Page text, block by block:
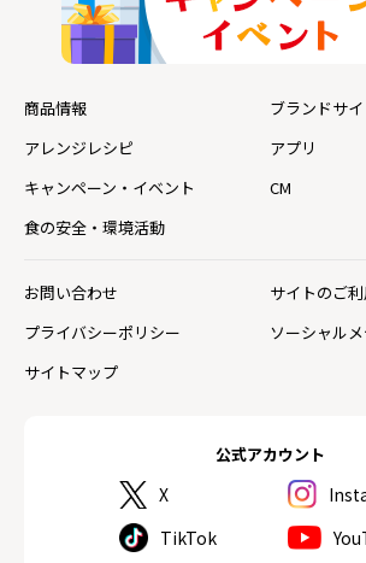
公式アカウント
X
TikTok
商品情報
ブランドサイ
アレンジレシピ
アプリ
キャンペーン・イベント
CM
食の安全・環境活動
お問い合わせ
サイトのご
プライバシーポリシー
ソーシャル
サイトマップ